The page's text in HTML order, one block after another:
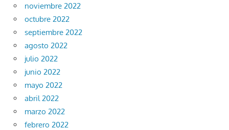
noviembre 2022
octubre 2022
septiembre 2022
agosto 2022
julio 2022
junio 2022
mayo 2022
abril 2022
marzo 2022
febrero 2022